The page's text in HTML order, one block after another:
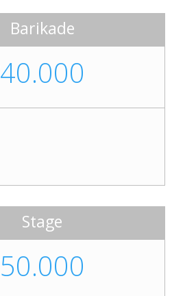
Barikade
40.000
Stage
50.000